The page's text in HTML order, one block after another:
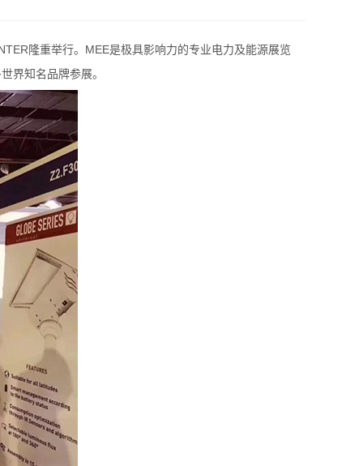
隆重举行。MEE是极具影响力的专业电力及能源展览
界知名品牌参展。